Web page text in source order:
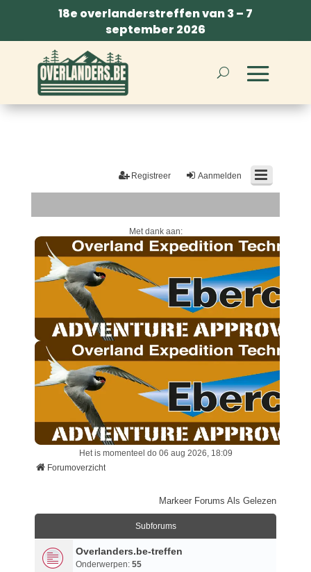
18e overlanderstreffen van 3 – 7
september 2026